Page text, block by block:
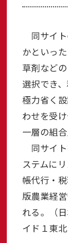
同サイト
かといっ
草剤など
選択でき
極力省く
わせを受
一層の組
同サイト
ステムに
帳代行・
版農業経
れる。（
イド１東北